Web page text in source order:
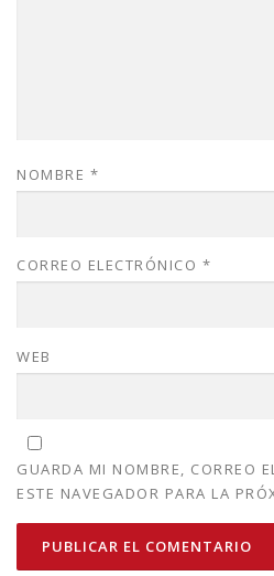
NOMBRE *
CORREO ELECTRÓNICO *
WEB
GUARDA MI NOMBRE, CORREO
ESTE NAVEGADOR PARA LA